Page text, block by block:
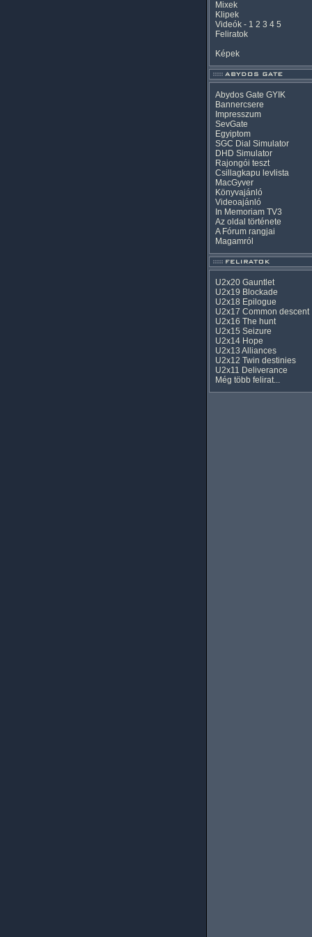
Mixek
Klipek
Videók - 1 2 3 4 5
Feliratok
Képek
Abydos Gate GYIK
Bannercsere
Impresszum
SevGate
Egyiptom
SGC Dial Simulator
DHD Simulator
Rajongói teszt
Csillagkapu levlista
MacGyver
Könyvajánló
Videoajánló
In Memoriam TV3
Az oldal története
A Fórum rangjai
Magamról
U2x20 Gauntlet
U2x19 Blockade
U2x18 Epilogue
U2x17 Common descent
U2x16 The hunt
U2x15 Seizure
U2x14 Hope
U2x13 Alliances
U2x12 Twin destinies
U2x11 Deliverance
Még több felirat...